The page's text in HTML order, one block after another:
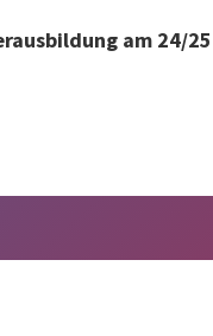
am 24/